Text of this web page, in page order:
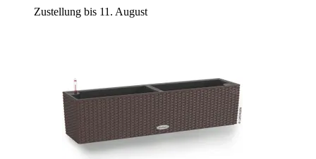
Zustellung bis 11. August